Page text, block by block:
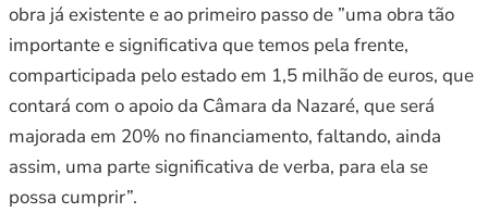
obra já existente e ao primeiro passo de ”uma obra tão
importante e significativa que temos pela frente,
comparticipada pelo estado em 1,5 milhão de euros, que
contará com o apoio da Câmara da Nazaré, que será
majorada em 20% no financiamento, faltando, ainda
assim, uma parte significativa de verba, para ela se
possa cumprir”.